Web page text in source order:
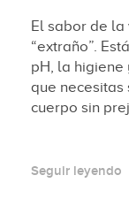
El sabor de la
“extraño”.
pH, la higiene
que necesitas
cuerpo sin
Seguir leyendo